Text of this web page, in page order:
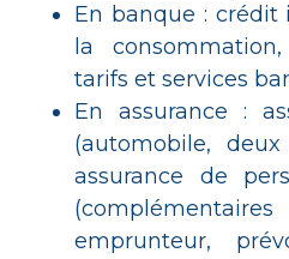
En banque :
la
tarifs et services
En assurance :
(automobile,
assurance de
emprunteur,